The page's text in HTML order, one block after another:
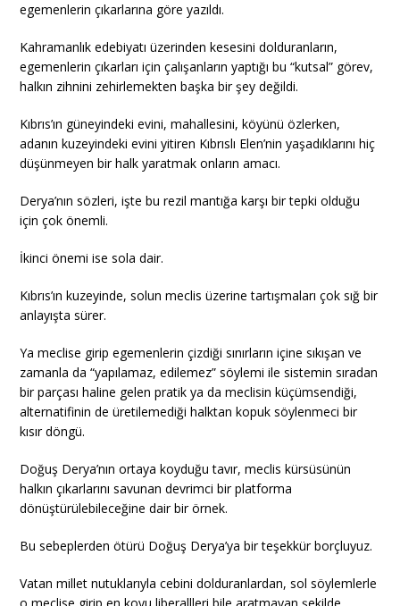
egemenlerin çıkarlarına göre yazıldı.
Kahramanlık edebiyatı üzerinden kesesini dolduranların,
egemenlerin çıkarları için çalışanların yaptığı bu “kutsal” görev,
halkın zihnini zehirlemekten başka bir şey değildi.
Kıbrıs’ın güneyindeki evini, mahallesini, köyünü özlerken,
adanın kuzeyindeki evini yitiren Kıbrıslı Elen’nin yaşadıklarını hiç
düşünmeyen bir halk yaratmak onların amacı.
Derya’nın sözleri, işte bu rezil mantığa karşı bir tepki olduğu
için çok önemli.
İkinci önemi ise sola dair.
Kıbrıs’ın kuzeyinde, solun meclis üzerine tartışmaları çok sığ bir
anlayışta sürer.
Ya meclise girip egemenlerin çizdiği sınırların içine sıkışan ve
zamanla da “yapılamaz, edilemez” söylemi ile sistemin sıradan
bir parçası haline gelen pratik ya da meclisin küçümsendiği,
alternatifinin de üretilemediği halktan kopuk söylenmeci bir
kısır döngü.
Doğuş Derya’nın ortaya koyduğu tavır, meclis kürsüsünün
halkın çıkarlarını savunan devrimci bir platforma
dönüştürülebileceğine dair bir örnek.
Bu sebeplerden ötürü Doğuş Derya’ya bir teşekkür borçluyuz.
Vatan millet nutuklarıyla cebini dolduranlardan, sol söylemlerle